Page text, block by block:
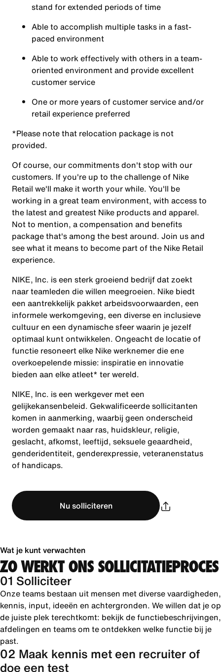
stand for extended periods of time
Able to accomplish multiple tasks in a fast-
paced environment
Able to work effectively with others in a team-
oriented environment and provide excellent
customer service
One or more years of customer service and/or
retail experience preferred
*Please note that relocation package is not
provided.
Of course, our commitments don't stop with our
customers. If you're up to the challenge of Nike
Retail we'll make it worth your while. You'll be
working in a great team environment, with access to
the latest and greatest Nike products and apparel.
Not to mention, a compensation and benefits
package that's among the best around. Join us and
see what it means to become part of the Nike Retail
experience.
NIKE, Inc. is een sterk groeiend bedrijf dat zoekt
naar teamleden die willen meegroeien. Nike biedt
een aantrekkelijk pakket arbeidsvoorwaarden, een
informele werkomgeving, een diverse en inclusieve
cultuur en een dynamische sfeer waarin je jezelf
optimaal kunt ontwikkelen. Ongeacht de locatie of
functie resoneert elke Nike werknemer die ene
overkoepelende missie: inspiratie en innovatie
bieden aan elke atleet* ter wereld.
NIKE, Inc. is een werkgever met een
gelijkekansenbeleid. Gekwalificeerde sollicitanten
komen in aanmerking, waarbij geen onderscheid
worden gemaakt naar ras, huidskleur, religie,
geslacht, afkomst, leeftijd, seksuele geaardheid,
genderidentiteit, genderexpressie, veteranenstatus
of handicaps.
Nu solliciteren
Wat je kunt verwachten
ZO WERKT ONS SOLLICITATIEPROCES
01 Solliciteer
Onze teams bestaan uit mensen met diverse vaardigheden,
kennis, input, ideeën en achtergronden. We willen dat je op
de juiste plek terechtkomt: bekijk de functiebeschrijvingen,
afdelingen en teams om te ontdekken welke functie bij je
past.
02 Maak kennis met een recruiter of
doe een test